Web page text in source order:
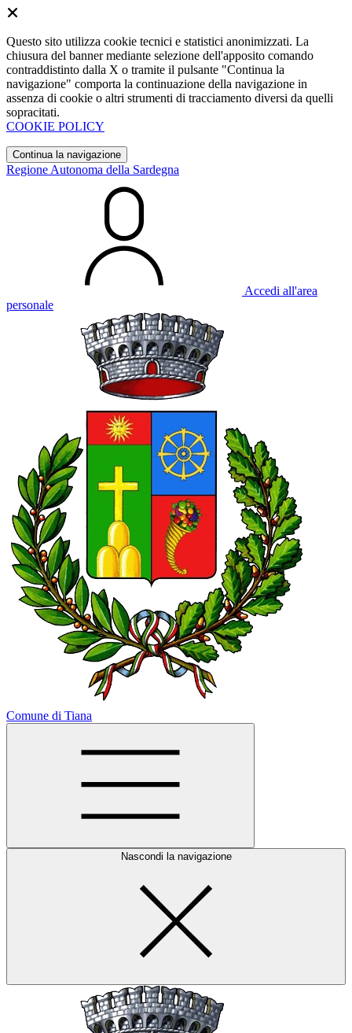
Questo sito utilizza cookie tecnici e statistici anonimizzati. La
chiusura del banner mediante selezione dell'apposito comando
contraddistinto dalla X o tramite il pulsante "Continua la
navigazione" comporta la continuazione della navigazione in
assenza di cookie o altri strumenti di tracciamento diversi da quelli
sopracitati.
COOKIE POLICY
Continua la navigazione
Regione Autonoma della Sardegna
Accedi all'area
personale
Comune di Tiana
Nascondi la navigazione